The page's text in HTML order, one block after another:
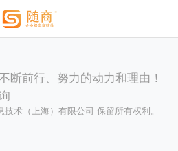
断前行、努力的动力和理由！
术（上海）有限公司 保留所有权利。